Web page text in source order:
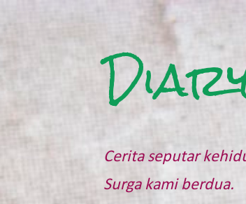
Cerita seputar
Surga kami berdua.